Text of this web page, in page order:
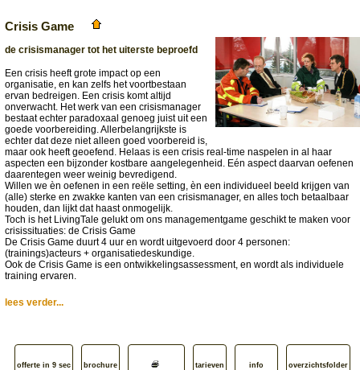
Crisis Game
de crisismanager tot het uiterste beproefd
Een crisis heeft grote impact op een
organisatie, en kan zelfs het voortbestaan
ervan bedreigen. Een crisis komt altijd
onverwacht. Het werk van een crisismanager
bestaat echter paradoxaal genoeg juist uit een
goede voorbereiding. Allerbelangrijkste is
echter dat deze niet alleen goed voorbereid is,
maar ook heeft geoefend. Helaas is een crisis real-time naspelen in al haar
aspecten een bijzonder kostbare aangelegenheid. Eén aspect daarvan oefenen
daarentegen weer weinig bevredigend.
Willen we èn oefenen in een reële setting, èn een individueel beeld krijgen van
(alle) sterke en zwakke kanten van een crisismanager, en alles toch betaalbaar
houden, dan lijkt dat haast onmogelijk.
Toch is het LivingTale gelukt om ons managementgame geschikt te maken voor
crisissituaties: de Crisis Game
De Crisis Game duurt 4 uur en wordt uitgevoerd door 4 personen:
(trainings)acteurs + organisatiedeskundige.
Ook de Crisis Game is een ontwikkelingsassessment, en wordt als individuele
training ervaren.
lees verder...
offerte in 9 sec
brochure
tarieven
info
overzichtsfolder